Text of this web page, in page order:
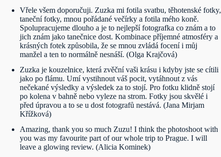
Vřele všem doporučuji. Zuzka mi fotila svatbu, těhotenské fotky,
taneční fotky, mnou pořádané večírky a fotila mého koně.
Spolupracujeme dlouho a je to nejlepší fotografka co znám a to
jich znám jako tanečnice dost. Kombinace příjemné atmosféry a
krásných fotek způsobila, že se mnou zvládá focení i můj
manžel a ten to normálně nesnáší. (Olga Krajčová)
Zuzka je kouzelnice, která zvěční vaši krásu i kdyby jste se cítili
jako po flámu. Umí vystihnout váš pocit, vytáhnout z vás
nečekané výsledky a výsledek za to stojí. Pro fotku klidně stojí
po kolena v bahně nebo vyleze na strom. Fotky jsou skvělé i
před úpravou a to se u dost fotografů nestává. (Jana Mirjam
Křížková)
Amazing, thank you so much Zuzu! I think the photoshoot with
you was my favourite part of our whole trip to Prague. I will
leave a glowing review. (Alicia Kominek)